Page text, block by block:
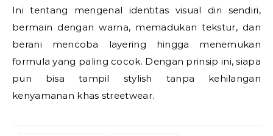
Ini tentang mengenal identitas visual diri sendiri,
bermain dengan warna, memadukan tekstur, dan
berani mencoba layering hingga menemukan
formula yang paling cocok. Dengan prinsip ini, siapa
pun bisa tampil stylish tanpa kehilangan
kenyamanan khas streetwear.